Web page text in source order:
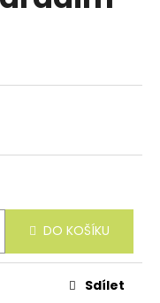
DO KOŠÍKU
Sdílet